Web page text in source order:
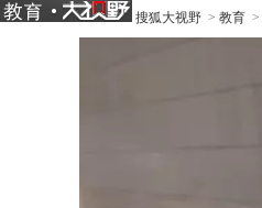
搜狐大视野 > 教育 >